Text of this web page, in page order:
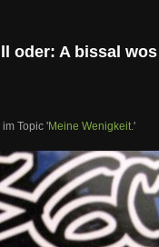
oder: A bissal
Topic 'Meine Wenigkeit. '